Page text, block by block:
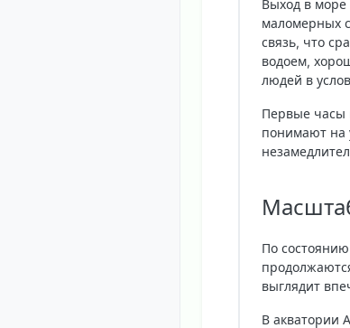
Выход в море
маломерных
связь, что
водоем,
людей в
Первые часы
понимают на
По
выглядит
В акватории